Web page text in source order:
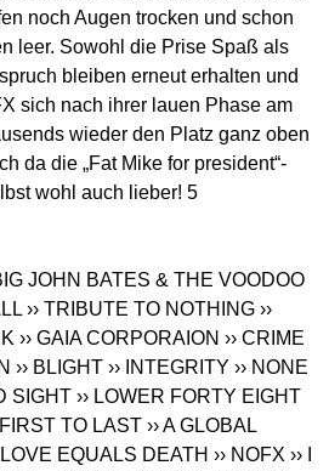
noch Augen trocken und schon
leer. Sowohl die Prise Spaß als
bleiben erneut erhalten und
sich nach ihrer lauen Phase am
wieder den Platz ganz oben
da die „Fat Mike for president“-
wohl auch lieber! 5
JOHN BATES & THE VOODOO
›› TRIBUTE TO NOTHING ››
›› GAIA CORPORAION ›› CRIME
›› BLIGHT ›› INTEGRITY ›› NONE
SIGHT ›› LOWER FORTY EIGHT
FIRST TO LAST ›› A GLOBAL
LOVE EQUALS DEATH ›› NOFX ›› I